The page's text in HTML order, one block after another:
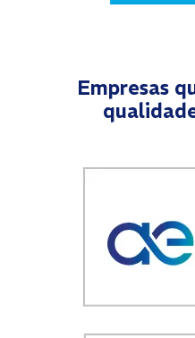
Empresas